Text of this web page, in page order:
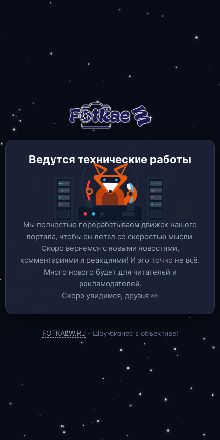
Ведутся технические работы
Мы полностью перерабатываем движок нашего
портала, чтобы он летал со скоростью мысли.
Скоро вернемся c новыми новостями,
комментариями и реакциями! И это точно не всё.
Много нового будет для читателей и
рекламодателей.
Скоро увидимся, друзья 👀
FOTKAEW.RU - Шоу-бизнес в объективе!